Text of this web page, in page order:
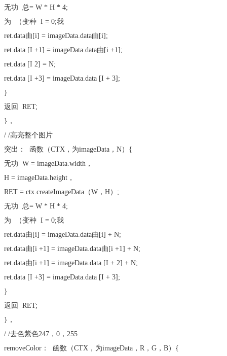
无功 总= W * H * 4;
为 （变种 I = 0;我
ret.data由[i] = imageData.data由[i];
ret.data [I +1] = imageData.data由[i +1];
ret.data [I 2] = N;
ret.data [I +3] = imageData.data [I + 3];
}
返回
RET;
}，
/ /高亮整个图片
突出： 函数 （CTX，为imageData，N）{
无功 W = imageData.width，
H = imageData.height，
RET = ctx.createImageData（W，H）;
无功 总= W * H * 4;
为 （变种 I = 0;我
ret.data由[i] = imageData.data由[i] + N;
ret.data由[i +1] = imageData.data由[i +1] + N;
ret.data由[i +1] = imageData.data [I + 2] + N;
ret.data [I +3] = imageData.data [I + 3];
}
返回
RET;
}，
/ /去色紫色247，0，255
removeColor： 函数 （CTX，为imageData，R，G，B）{